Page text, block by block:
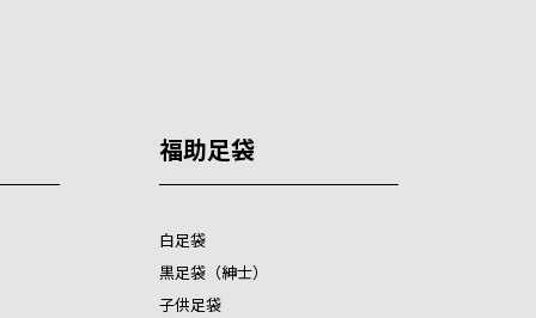
福助足袋
白足袋
黒足袋（紳士）
子供足袋